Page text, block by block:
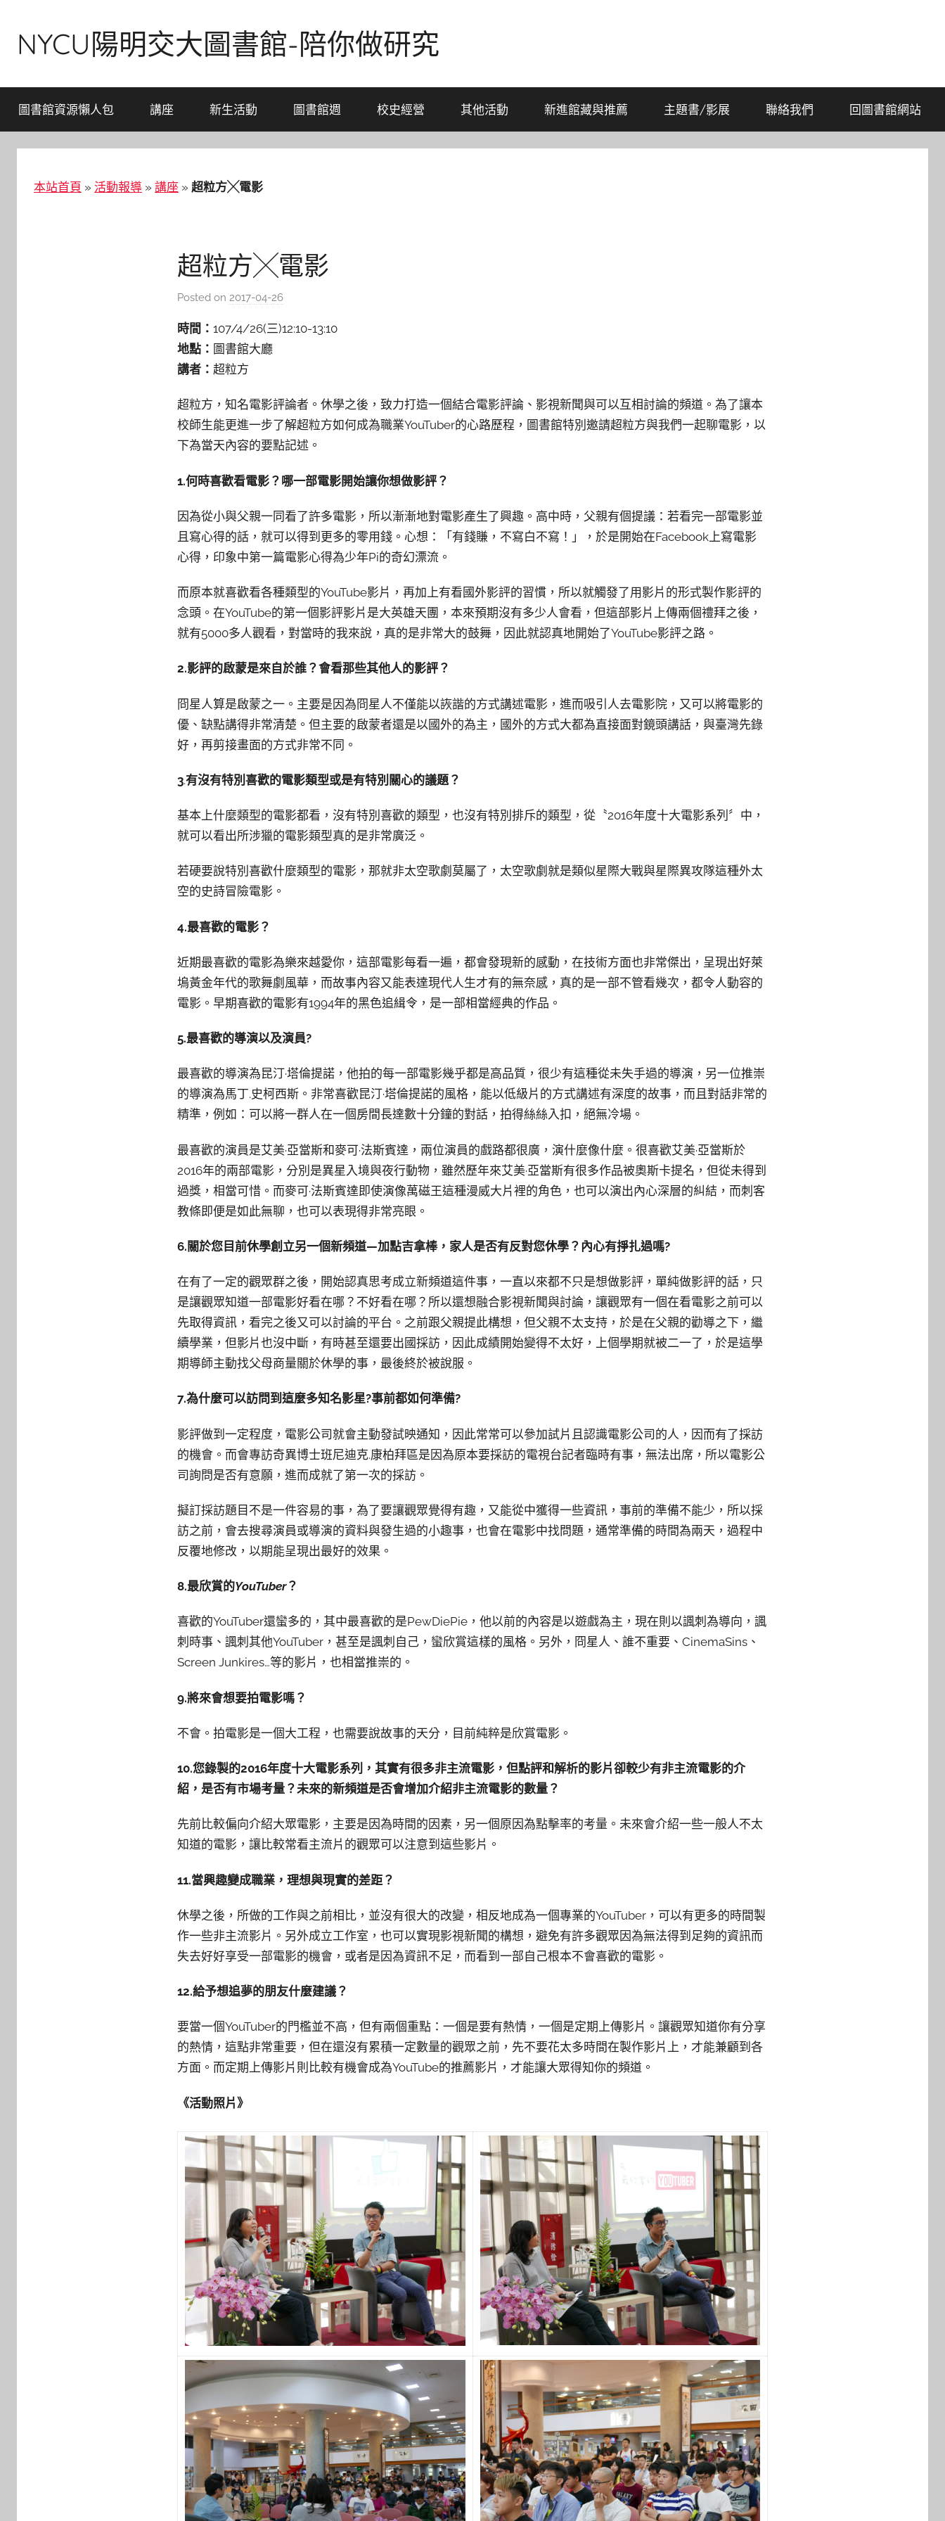
contentNYCU陽明交大圖書館-陪你做研究
圖書館資源懶人包 講座 新生活動 圖書館週 校史經營 其他活動 新進館藏與推薦 主題書/影展 聯絡我們 回圖書館網站
本站首頁 » 活動報導 » 講座 » 超粒方╳電影
超粒方╳電影
Posted on 2017-04-26
s
h
a
l
l
時間： 107/4/26(三)12:10-13:10
地點： 圖書館大廳
講者： 超粒方
超粒方，知名電影評論者。休學之後，致力打造一個結合電影評論、影視新聞與可以互相討論的頻道。為了讓本
校師生能更進一步了解超粒方如何成為職業YouTuber的心路歷程，圖書館特別邀請超粒方與我們一起聊電影，以
下為當天內容的要點記述。
1.何時喜歡看電影？哪一部電影開始讓你想做影評？
因為從小與父親一同看了許多電影，所以漸漸地對電影產生了興趣。高中時，父親有個提議：若看完一部電影並
且寫心得的話，就可以得到更多的零用錢。心想：「有錢賺，不寫白不寫！」，於是開始在Facebook上寫電影
心得，印象中第一篇電影心得為少年Pi的奇幻漂流。
而原本就喜歡看各種類型的YouTube影片，再加上有看國外影評的習慣，所以就觸發了用影片的形式製作影評的
念頭。在YouTube的第一個影評影片是大英雄天團，本來預期沒有多少人會看，但這部影片上傳兩個禮拜之後，
就有5000多人觀看，對當時的我來說，真的是非常大的鼓舞，因此就認真地開始了YouTube影評之路。
2.影評的啟蒙是來自於誰？會看那些其他人的影評？
冏星人算是啟蒙之一。主要是因為冏星人不僅能以詼諧的方式講述電影，進而吸引人去電影院，又可以將電影的
優、缺點講得非常清楚。但主要的啟蒙者還是以國外的為主，國外的方式大都為直接面對鏡頭講話，與臺灣先錄
好，再剪接畫面的方式非常不同。
3.有沒有特別喜歡的電影類型或是有特別關心的議題？
基本上什麼類型的電影都看，沒有特別喜歡的類型，也沒有特別排斥的類型，從〝2016年度十大電影系列〞中，
就可以看出所涉獵的電影類型真的是非常廣泛。
若硬要說特別喜歡什麼類型的電影，那就非太空歌劇莫屬了，太空歌劇就是類似星際大戰與星際異攻隊這種外太
空的史詩冒險電影。
4.最喜歡的電影？
近期最喜歡的電影為樂來越愛你，這部電影每看一遍，都會發現新的感動，在技術方面也非常傑出，呈現出好萊
塢黃金年代的歌舞劇風華，而故事內容又能表達現代人生才有的無奈感，真的是一部不管看幾次，都令人動容的
電影。早期喜歡的電影有1994年的黑色追緝令，是一部相當經典的作品。
5.最喜歡的導演以及演員?
最喜歡的導演為昆汀·塔倫提諾，他拍的每一部電影幾乎都是高品質，很少有這種從未失手過的導演，另一位推崇
的導演為馬丁.史柯西斯。非常喜歡昆汀·塔倫提諾的風格，能以低級片的方式講述有深度的故事，而且對話非常的
精準，例如：可以將一群人在一個房間長達數十分鐘的對話，拍得絲絲入扣，絕無冷場。
最喜歡的演員是艾美·亞當斯和麥可·法斯賓達，兩位演員的戲路都很廣，演什麼像什麼。很喜歡艾美·亞當斯於
2016年的兩部電影，分別是異星入境與夜行動物，雖然歷年來艾美·亞當斯有很多作品被奧斯卡提名，但從未得到
過獎，相當可惜。而麥可·法斯賓達即使演像萬磁王這種漫威大片裡的角色，也可以演出內心深層的糾結，而刺客
教條即便是如此無聊，也可以表現得非常亮眼。
6.關於您目前休學創立另一個新頻道—加點吉拿棒，家人是否有反對您休學？內心有掙扎過嗎?
在有了一定的觀眾群之後，開始認真思考成立新頻道這件事，一直以來都不只是想做影評，單純做影評的話，只
是讓觀眾知道一部電影好看在哪？不好看在哪？所以還想融合影視新聞與討論，讓觀眾有一個在看電影之前可以
先取得資訊，看完之後又可以討論的平台。之前跟父親提此構想，但父親不太支持，於是在父親的勸導之下，繼
續學業，但影片也沒中斷，有時甚至還要出國採訪，因此成績開始變得不太好，上個學期就被二一了，於是這學
期導師主動找父母商量關於休學的事，最後終於被說服。
7.為什麼可以訪問到這麼多知名影星?事前都如何準備?
影評做到一定程度，電影公司就會主動發試映通知，因此常常可以參加試片且認識電影公司的人，因而有了採訪
的機會。而會專訪奇異博士班尼迪克.康柏拜區是因為原本要採訪的電視台記者臨時有事，無法出席，所以電影公
司詢問是否有意願，進而成就了第一次的採訪。
擬訂採訪題目不是一件容易的事，為了要讓觀眾覺得有趣，又能從中獲得一些資訊，事前的準備不能少，所以採
訪之前，會去搜尋演員或導演的資料與發生過的小趣事，也會在電影中找問題，通常準備的時間為兩天，過程中
反覆地修改，以期能呈現出最好的效果。
8.最欣賞的YouTuber？
喜歡的YouTuber還蠻多的，其中最喜歡的是PewDiePie，他以前的內容是以遊戲為主，現在則以諷刺為導向，諷
刺時事、諷刺其他YouTuber，甚至是諷刺自己，蠻欣賞這樣的風格。另外，冏星人、誰不重要、CinemaSins、
Screen Junkires…等的影片，也相當推崇的。
9.將來會想要拍電影嗎？
不會。拍電影是一個大工程，也需要說故事的天分，目前純粹是欣賞電影。
10.您錄製的2016年度十大電影系列，其實有很多非主流電影，但點評和解析的影片卻較少有非主流電影的介
紹，是否有市場考量？未來的新頻道是否會增加介紹非主流電影的數量？
先前比較偏向介紹大眾電影，主要是因為時間的因素，另一個原因為點擊率的考量。未來會介紹一些一般人不太
知道的電影，讓比較常看主流片的觀眾可以注意到這些影片。
11.當興趣變成職業，理想與現實的差距？
休學之後，所做的工作與之前相比，並沒有很大的改變，相反地成為一個專業的YouTuber，可以有更多的時間製
作一些非主流影片。另外成立工作室，也可以實現影視新聞的構想，避免有許多觀眾因為無法得到足夠的資訊而
失去好好享受一部電影的機會，或者是因為資訊不足，而看到一部自己根本不會喜歡的電影。
12.給予想追夢的朋友什麼建議？
要當一個YouTuber的門檻並不高，但有兩個重點：一個是要有熱情，一個是定期上傳影片。讓觀眾知道你有分享
的熱情，這點非常重要，但在還沒有累積一定數量的觀眾之前，先不要花太多時間在製作影片上，才能兼顧到各
方面。而定期上傳影片則比較有機會成為YouTube的推薦影片，才能讓大眾得知你的頻道。
《活動照片》